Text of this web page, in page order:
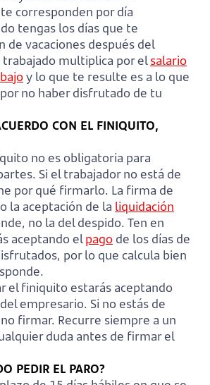
corresponden por día
tengas los días que te
de vacaciones después del
multiplica por elsalario
y lo que te resulte es a lo que
no haber disfrutado de tu
CON EL FINIQUITO,
no es obligatoria para
Si el trabajador no está de
por qué firmarlo. La firma de
la aceptación de la liquidación
no la del despido. Ten en
aceptando elpago de los días de
por lo que calcula bien
el finiquito estarás aceptando
empresario. Si no estás de
firmar. Recurre siempre a un
duda antes de firmar el
PEDIR EL PARO?